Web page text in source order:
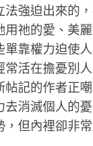
法強迫出來的
用祂的愛、美
單靠權力迫使
常活在擔憂別
帖記的作者正
去消滅個人的
但內裡卻非常